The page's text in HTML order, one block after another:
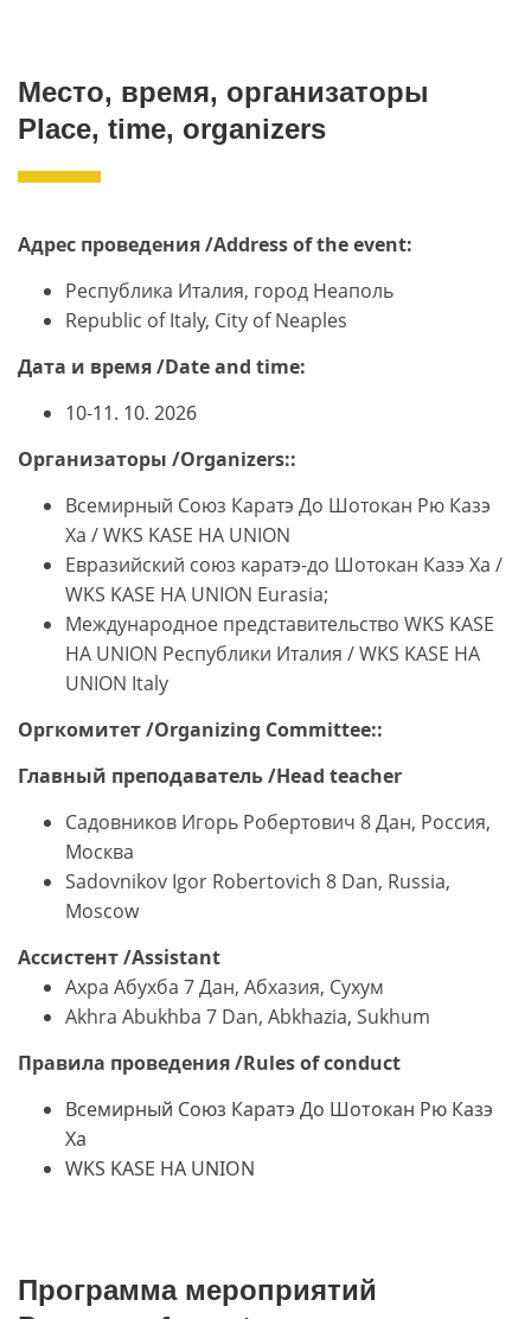
Место, время, организаторы
Place, time, organizers
Адрес проведения /Address of the event:
Республика Италия, город Неаполь
Republic of Italy, City of Neaples
Дата и время/Date and time:
10-11. 10. 2026
Организаторы /Organizers::
Всемирный Союз Каратэ До Шотокан Рю Казэ
Ха / WKS KASE HA UNION
Евразийский союз каратэ-до Шотокан Казэ Ха /
WKS KASE HA UNION Eurasia;
Международное представительство WKS KASE
HA UNION Республики Италия / WKS KASE HA
UNION Italy
Оргкомитет /Organizing Committee::
Главный преподаватель /Head teacher
Садовников Игорь Робертович 8 Дан, Россия,
Москва
Sadovnikov Igor Robertovich 8 Dan, Russia,
Moscow
Ассистент/Assistant
Ахра Абухба 7 Дан, Абхазия, Сухум
Akhra Abukhba 7 Dan, Abkhazia, Sukhum
Правила проведения/Rules of conduct
Всемирный Союз Каратэ До Шотокан Рю Казэ
Ха
WKS KASE HA UNION
Программа мероприятий